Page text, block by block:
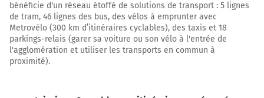
Au rond-point, prendre la 4ème sortie sur la voie
et continuer sur 400 mètres
Prendre un ticket (Péage Pont D'ain)
bénéficie d'un réseau étoffé de solutions de transport : 5 lignes
de tram, 46 lignes des bus, des vélos à emprunter avec
Metrovélo (300 km d’itinéraires cyclables), des taxis et 18
parkings-relais (garer sa voiture ou son vélo à l'entrée de
l'agglomération et utiliser les transports en commun à
proximité).